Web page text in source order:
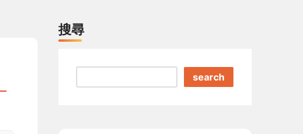
搜尋
search